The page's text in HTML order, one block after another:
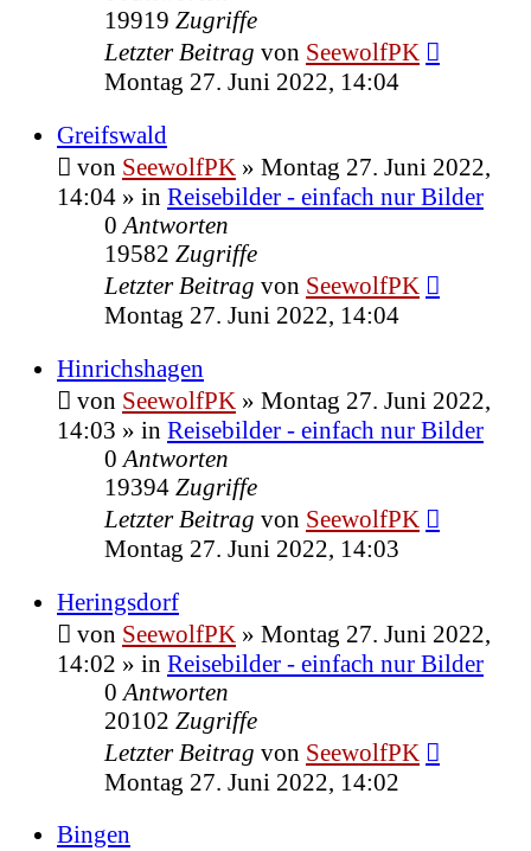
19919 Zugriffe
Letzter Beitrag von SeewolfPK
Montag 27. Juni 2022, 14:04
Greifswald
von SeewolfPK » Montag 27. Juni 2022,
14:04 » in Reisebilder - einfach nur Bilder
0 Antworten
19582 Zugriffe
Letzter Beitrag von SeewolfPK
Montag 27. Juni 2022, 14:04
Hinrichshagen
von SeewolfPK » Montag 27. Juni 2022,
14:03 » in Reisebilder - einfach nur Bilder
0 Antworten
19394 Zugriffe
Letzter Beitrag von SeewolfPK
Montag 27. Juni 2022, 14:03
Heringsdorf
von SeewolfPK » Montag 27. Juni 2022,
14:02 » in Reisebilder - einfach nur Bilder
0 Antworten
20102 Zugriffe
Letzter Beitrag von SeewolfPK
Montag 27. Juni 2022, 14:02
Bingen